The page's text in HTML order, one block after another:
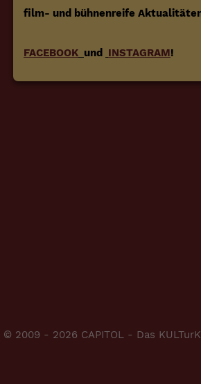
film- und bühnenreife
FACEBOOK und INSTAGRAM!
© 2009 - 2026 CAPITOL - Das